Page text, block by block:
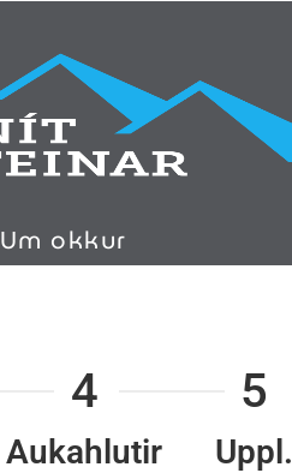
Um okkur
4
Aukahlutir
5
Uppl.